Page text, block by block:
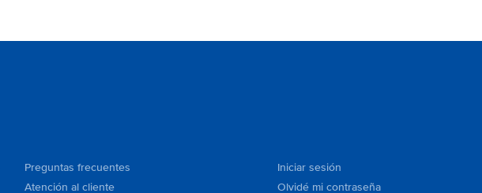
Preguntas frecuentes
Atención al cliente
Iniciar sesión
Olvidé mi contraseña